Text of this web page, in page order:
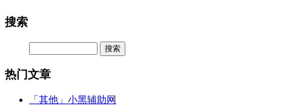
搜索
热门文章
「其他」 小黑辅助网